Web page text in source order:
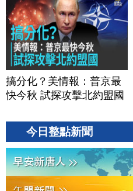
搞分化？美情報：普京最
快今秋 試探攻擊北約盟國
今日整點新聞